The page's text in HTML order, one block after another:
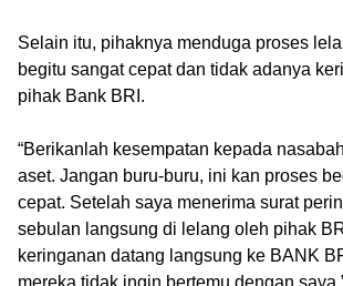
‎Selain itu, pihaknya menduga proses
begitu sangat cepat dan tidak adanya
pihak Bank BRI.
‎“Berikanlah kesempatan kepada
aset. Jangan buru-buru, ini kan proses
cepat. Setelah saya menerima surat
sebulan langsung di lelang oleh pihak
keringanan datang langsung ke BANK
mereka tidak ingin bertemu dengan